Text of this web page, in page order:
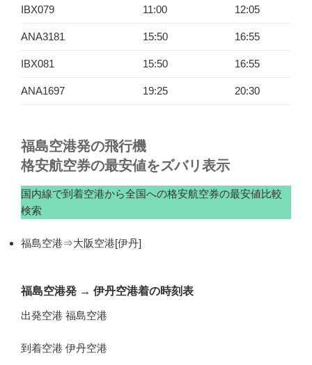
IBX079 11:00 12:05
ANA3181 15:50 16:55
IBX081 15:50 16:55
ANA1697 19:25 20:30
福島空港発の飛行機
格安航空券の最安値をズバリ表示
国内線で到着空港から全国への格安航空券の最安値比較
検索
福島空港⇒大阪空港[伊丹]
福島空港発 → 伊丹空港着の時刻表
出発空港 福島空港
到着空港 伊丹空港